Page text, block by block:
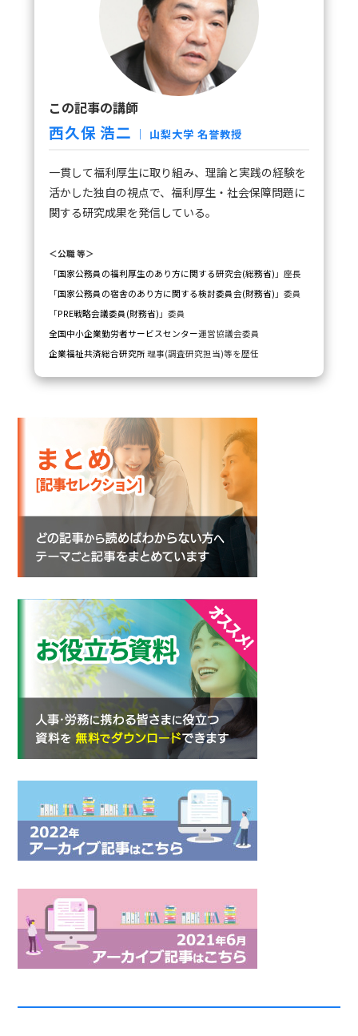
この記事の講師
西久保 浩二 ｜ 山梨大学 名誉教授
一貫して福利厚生に取り組み、理論と実践の経験を
活かした独自の視点で、福利厚生・社会保障問題に
関する研究成果を発信している。
＜公職 等＞
「国家公務員の福利厚生のあり方に関する研究会(総務省) 」座長
「国家公務員の宿舎のあり方に関する検討委員会(財務省) 」委員
「PRE戦略会議委員(財務省) 」委員
全国中小企業勤労者サービスセンター運営協議会委員
企業福祉共済総合研究所 理事(調査研究担当)等を歴任